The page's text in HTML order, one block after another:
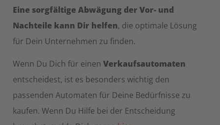
Eine sorgfältige Abwägung der Vor- und
Nachteile kann Dir helfen, die optimale Lösung
für Dein Unternehmen zu finden.
Wenn Du Dich für einen Verkaufsautomaten
entscheidest, ist es besonders wichtig den
passenden Automaten für Deine Bedürfnisse zu
kaufen. Wenn Du Hilfe bei der Entscheidung